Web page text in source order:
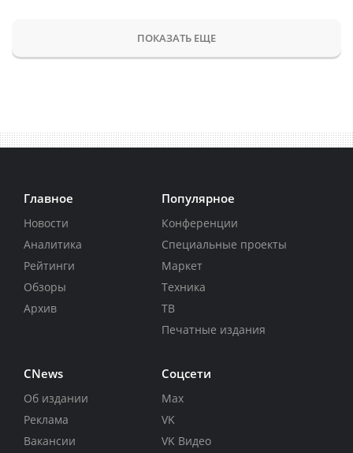
ПОКАЗАТЬ ЕЩЕ
Главное
Новости
Аналитика
Рейтинги
Обзоры
Архив
Популярное
Конференции
Специальные проекты
Маркет
Техника
ТВ
Печатные издания
CNews
Об издании
Реклама
Вакансии
Соцсети
Max
VK
VK Видео